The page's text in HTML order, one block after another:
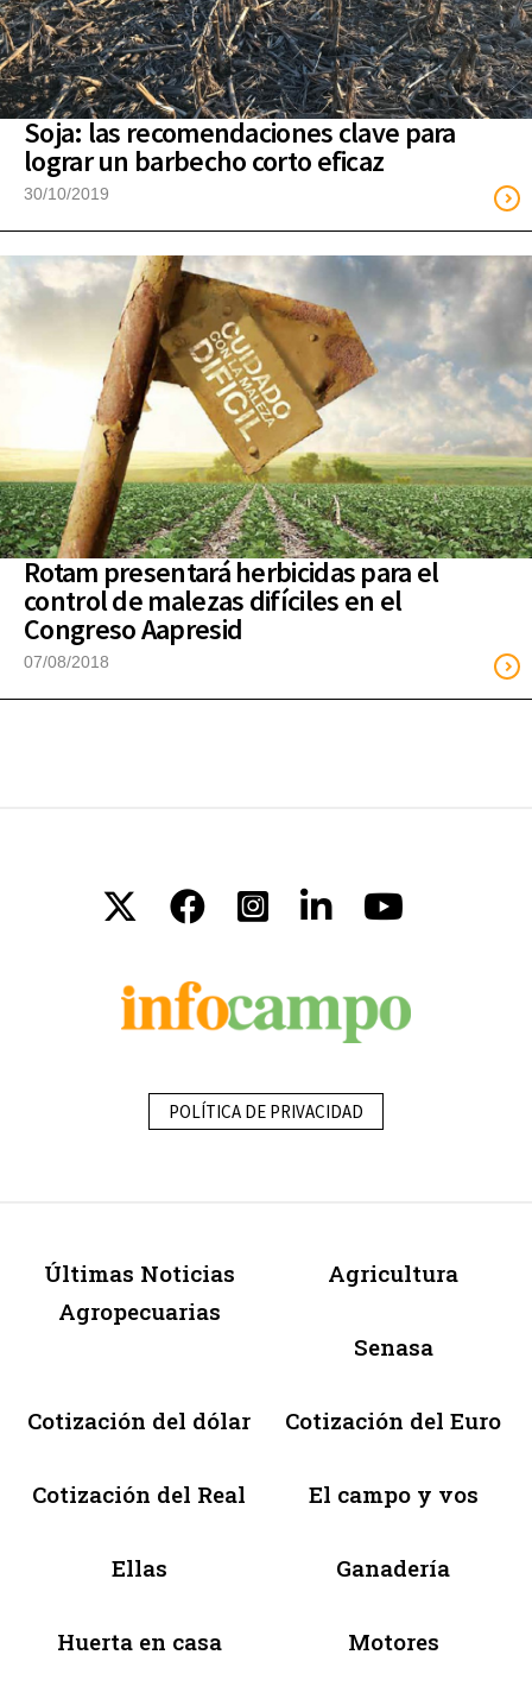
Soja: las recomendaciones clave para
lograr un barbecho corto eficaz
30/10/2019
Rotam presentará herbicidas para el
control de malezas difíciles en el
Congreso Aapresid
07/08/2018
POLÍTICA DE PRIVACIDAD
Últimas Noticias
Agropecuarias
Agricultura
Senasa
Cotización del dólar Cotización del Euro
Cotización del Real El campo y vos
Ellas Ganadería
Huerta en casa Motores